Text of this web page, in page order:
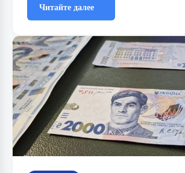
Читайте далее